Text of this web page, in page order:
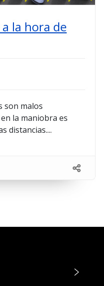
la hora de
son malos
la maniobra es
distancias....